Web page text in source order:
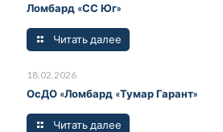
Ломбард «СС Юг»
Читать далее
18.02.2026
ОсДО «Ломбард «Тумар Гарант»
Читать далее